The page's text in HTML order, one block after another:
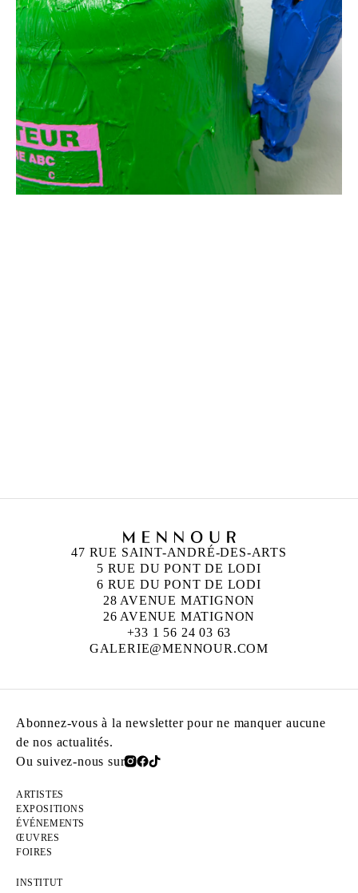
47 RUE SAINT-ANDRÉ-DES-ARTS
5 RUE DU PONT DE LODI
6 RUE DU PONT DE LODI
28 AVENUE MATIGNON
26 AVENUE MATIGNON
+33 1 56 24 03 63
GALERIE@MENNOUR.COM
Abonnez-vous à la newsletter pour ne manquer aucune
de nos actualités.
Ou suivez-nous sur
ARTISTES
EXPOSITIONS
ÉVÉNEMENTS
ŒUVRES
FOIRES
INSTITUT